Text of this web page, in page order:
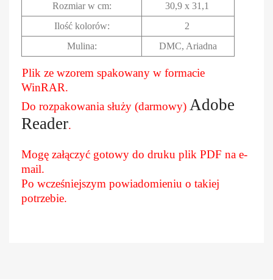
Rozmiar w cm:
30,9 x 31,1
Ilość kolorów:
2
Mulina:
DMC, Ariadna
Plik ze wzorem spakowany w formacie
WinRAR.
Do rozpakowania służy (darmowy) Adobe
Reader.
Mogę załączyć gotowy do druku plik PDF na e-
mail.
Po wcześniejszym powiadomieniu o takiej
potrzebie.